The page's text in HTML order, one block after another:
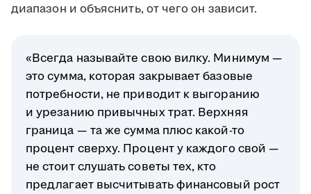
диапазон и объяснить, от чего он зависит.
«Всегда называйте свою вилку. Минимум —
это сумма, которая закрывает базовые
потребности, не приводит к выгоранию
и урезанию привычных трат. Верхняя
граница — та же сумма плюс какой-то
процент сверху. Процент у каждого свой —
не стоит слушать советы тех, кто
предлагает высчитывать финансовый рост